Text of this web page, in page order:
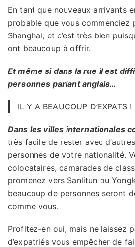
En tant que nouveaux arrivants
probable que vous commenciez
Shanghai, et c’est très bien
ont beaucoup à offrir.
Et même si dans la rue il est
personnes parlant anglais…
IL Y A BEAUCOUP D’EXPATS !
Dans les villes internationales
très facile de rester avec
personnes de votre nationalité.
colocataires, camarades de
promenez vers Sanlitun ou
beaucoup de personnes seront
comme vous.
Profitez-en oui, mais ne laissez
d’expatriés vous empêcher de